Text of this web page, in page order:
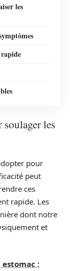
les
soulager les
pour
peut
ces
rapide. Les
dont notre
et
: